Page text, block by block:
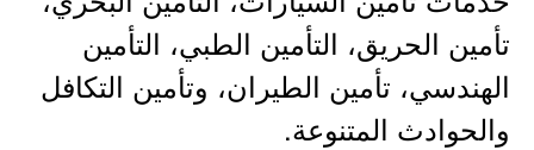
تأمين الحريق، التأمين الطبي، التأمين
الهندسي، تأمين الطيران، وتأمين التكافل
والحوادث المتنوعة.